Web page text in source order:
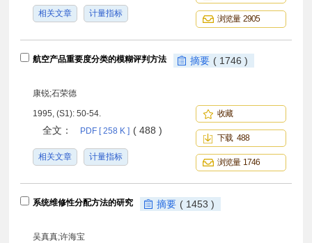
相关文章 计量指标
浏览量 2905
航空产品重要度分类的模糊评判方法 摘要 ( 1746 )
康锐;石荣德
1995, (S1): 50-54.
全文： PDF [ 258 K ] ( 488 )
相关文章 计量指标
收藏
下载 488
浏览量 1746
系统维修性分配方法的研究 摘要 ( 1453 )
吴真真;许海宝